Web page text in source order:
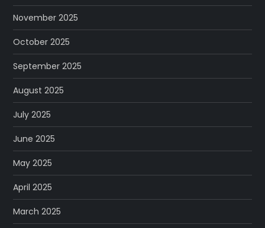
November 2025
October 2025
September 2025
August 2025
July 2025
June 2025
May 2025
April 2025
March 2025